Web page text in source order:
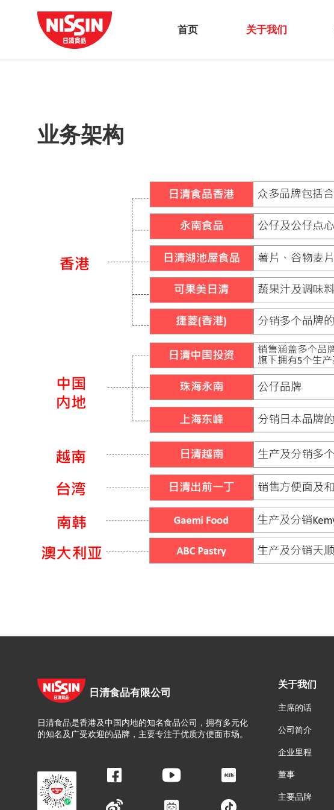
首页 关于我们
业务架构
日清食品有限公司
日清食品是香港及中国内地的知名食品公司，拥有多元化
的知名及广受欢迎的品牌，主要专注于优质方便面市场。
关于我们
主席的话
公司简介
企业里程
董事
主要品牌